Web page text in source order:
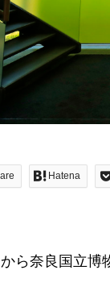
Hatena
ら奈良国立